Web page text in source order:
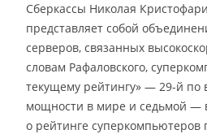
Сберкассы Николая
представляет собой
серверов, связанных
словам Рафаловского,
текущему рейтингу» — 29-й по
мощности в мире и седьмой —
о рейтинге суперкомпьютеров